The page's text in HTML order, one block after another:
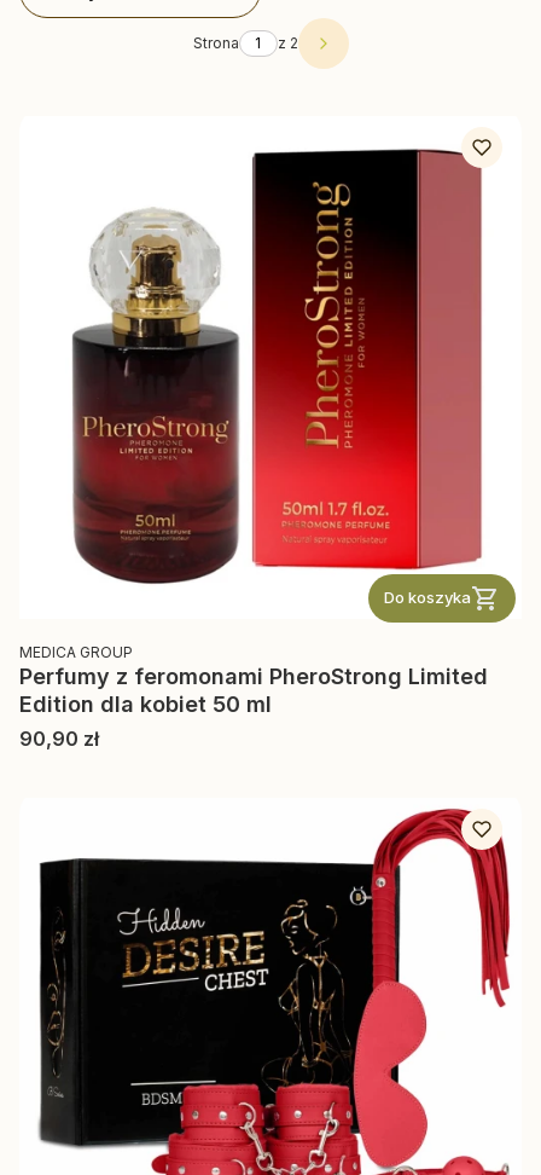
Strona z 2 Następne produkty
Do koszyka
PRODUCENT
MEDICA GROUP
Perfumy z feromonami PheroStrong Limited
Edition dla kobiet 50 ml
Cena
90,90 zł